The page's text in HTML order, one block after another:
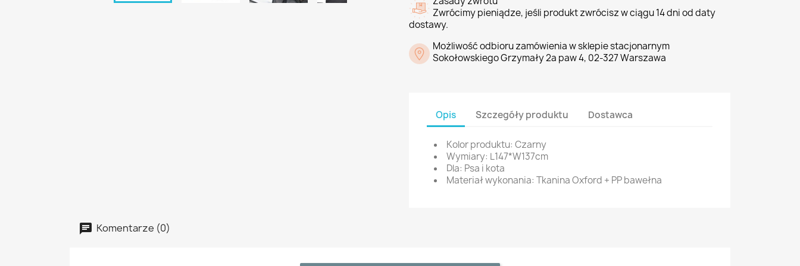
Zwrócimy pieniądze, jeśli produkt zwrócisz w ciągu 14 dni od daty
dostawy.
Możliwość odbioru zamówienia w sklepie stacjonarnym
Sokołowskiego Grzymały 2a paw 4, 02-327 Warszawa
Opis Szczegóły produktu Dostawca
Kolor produktu: Czarny
Wymiary: L147*W137cm
Dla: Psa i kota
Materiał wykonania: Tkanina Oxford + PP bawełna
Komentarze (0)